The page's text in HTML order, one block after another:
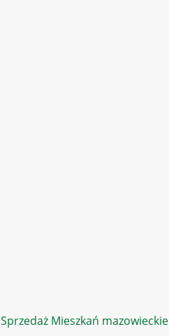
Sprzedaż Mieszkań mazowieckie